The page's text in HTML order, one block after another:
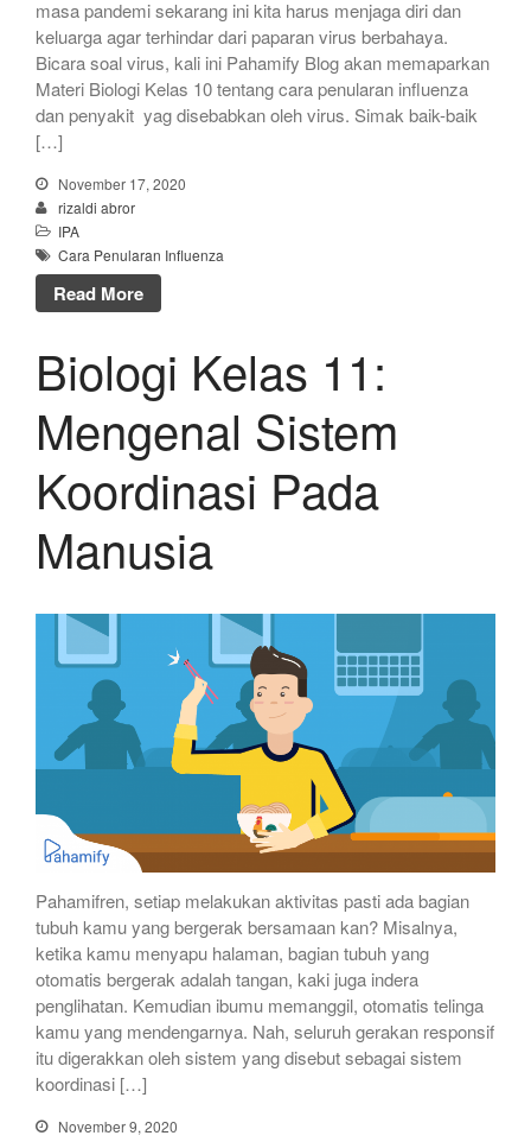
masa pandemi sekarang ini kita harus menjaga diri dan
keluarga agar terhindar dari paparan virus berbahaya.
Bicara soal virus, kali ini Pahamify Blog akan memaparkan
Materi Biologi Kelas 10 tentang cara penularan influenza
dan penyakit yag disebabkan oleh virus. Simak baik-baik
[…]
November 17, 2020
rizaldi abror
IPA
Cara Penularan Influenza
Read More
Biologi Kelas 11:
Mengenal Sistem
Koordinasi Pada
Manusia
Pahamifren, setiap melakukan aktivitas pasti ada bagian
tubuh kamu yang bergerak bersamaan kan? Misalnya,
ketika kamu menyapu halaman, bagian tubuh yang
otomatis bergerak adalah tangan, kaki juga indera
penglihatan. Kemudian ibumu memanggil, otomatis telinga
kamu yang mendengarnya. Nah, seluruh gerakan responsif
itu digerakkan oleh sistem yang disebut sebagai sistem
koordinasi […]
November 9, 2020